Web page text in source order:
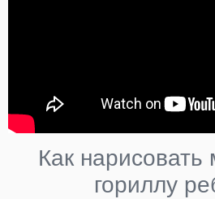
Как нарисовать
гориллу